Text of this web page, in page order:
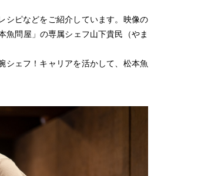
シピなどをご紹介しています。映像の
魚問屋」の専属シェフ山下貴民（やま
シェフ！キャリアを活かして、松本魚